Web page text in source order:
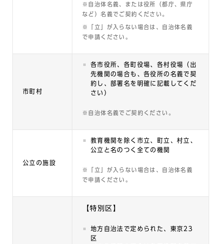
※自治体名義、または役所（都庁、県庁
など）名義でご契約ください。
※「立」が入らない場合は、自治体名義
で申請ください。
市町村
各市役所、各町役場、各村役場（出
先機関の場合も、各役所の名義で契
約し、部署名を明確に記載してくだ
さい）
※自治体名義でご契約ください。
公立の施設
教育機関を除く市立、町立、村立、
公立と名のつく全ての機関
※「立」が入らない場合は、自治体名義
で申請ください。
【特別区】
地方自治法で定められた、東京23
区